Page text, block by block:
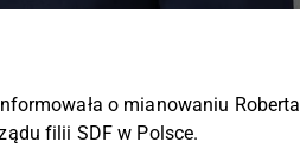
o mianowaniu Roberta
filii SDF w Polsce.